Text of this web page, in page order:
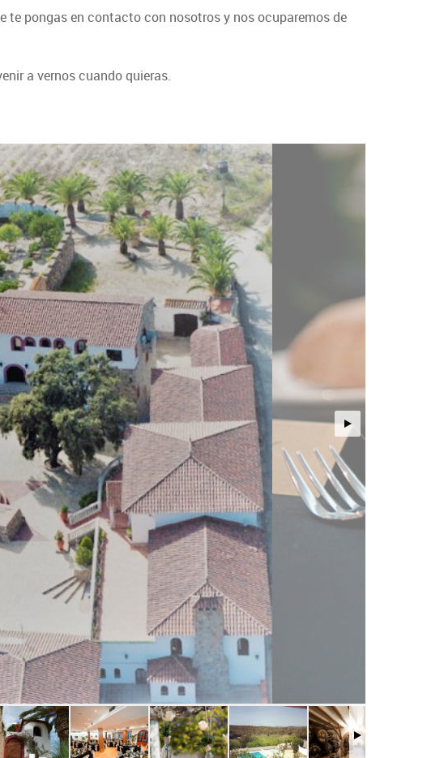
te pongas en contacto con nosotros y nos ocuparemos de
a vernos cuando quieras.